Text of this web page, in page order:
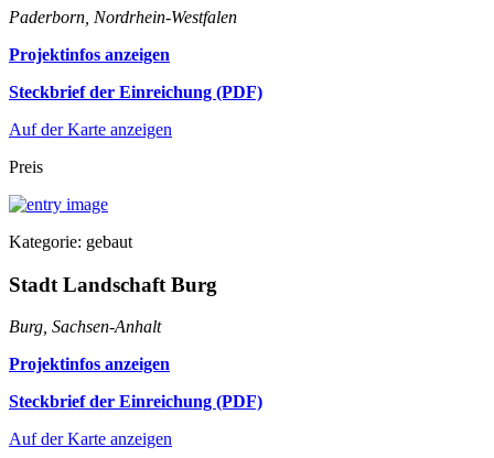
Paderborn, Nordrhein-Westfalen
Projektinfos anzeigen
Steckbrief der Einreichung (PDF)
Auf der Karte anzeigen
Preis
Kategorie: gebaut
Stadt Landschaft Burg
Burg, Sachsen-Anhalt
Projektinfos anzeigen
Steckbrief der Einreichung (PDF)
Auf der Karte anzeigen